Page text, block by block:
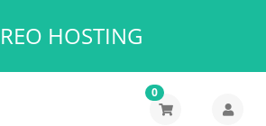
HOSTING
0